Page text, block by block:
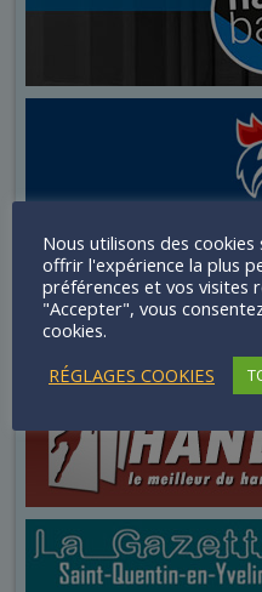
Nous utilisons des
offrir l'expérience la plus
préférences et vos visites
"Accepter", vous
cookies.
RÉGLAGES COOKIES